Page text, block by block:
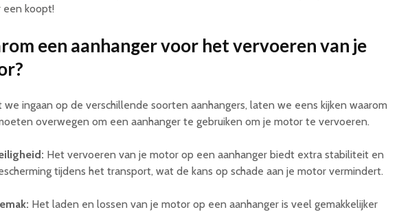
een koopt!
een aanhanger voor het vervoeren van je
we ingaan op de verschillende soorten aanhangers, laten we eens kijken waarom
overwegen om een aanhanger te gebruiken om je motor te vervoeren.
Het vervoeren van je motor op een aanhanger biedt extra stabiliteit en
tijdens het transport, wat de kans op schade aan je motor vermindert.
Het laden en lossen van je motor op een aanhanger is veel gemakkelijker